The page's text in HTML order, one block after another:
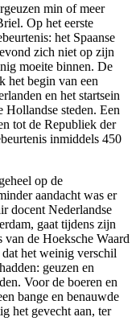
min of meer
Op het eerste
het Spaanse
zich niet op zijn
moeite binnen. De
het begin van een
en het startsein
Hollandse steden. Een
tot de Republiek der
inmiddels 450
op de
aandacht was er
docent Nederlandse
gaat tijdens zijn
de Hoeksche Waard
het weinig verschil
geuzen en
Voor de boeren en
bange en benauwde
het gevecht aan, ter